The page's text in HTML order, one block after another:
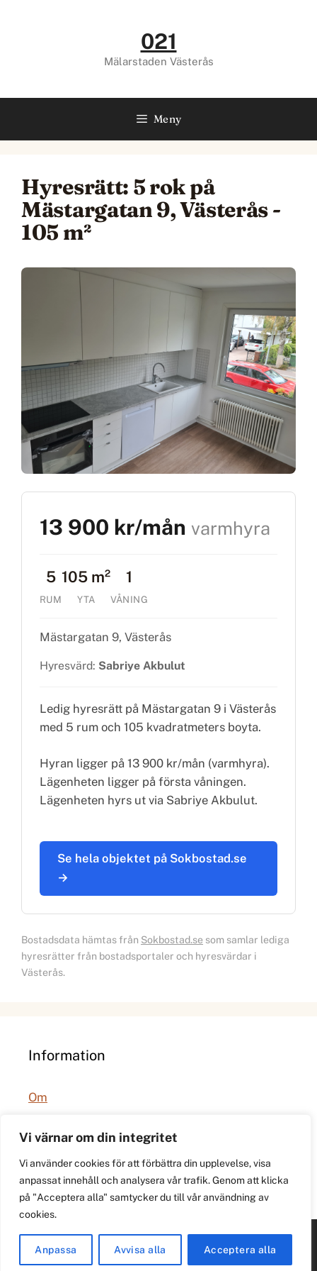
Vi värnar om din integritet
Vi använder cookies för att förbättra din upplevelse, visa
anpassat innehåll och analysera vår trafik. Genom att klicka
på "Acceptera alla" samtycker du till vår användning av
cookies.
Anpassa Avvisa alla Acceptera alla
021
Mälarstaden Västerås
Meny
Hyresrätt: 5 rok på
Mästargatan 9, Västerås -
105 m²
13 900 kr/mån varmhyra
5
RUM
105 m²
YTA
1
VÅNING
Mästargatan 9, Västerås
Hyresvärd: Sabriye Akbulut
Ledig hyresrätt på Mästargatan 9 i Västerås
med 5 rum och 105 kvadratmeters boyta.
Hyran ligger på 13 900 kr/mån (varmhyra).
Lägenheten ligger på första våningen.
Lägenheten hyrs ut via Sabriye Akbulut.
Se hela objektet på Sokbostad.se
→
Bostadsdata hämtas från Sokbostad.se som samlar lediga
hyresrätter från bostadsportaler och hyresvärdar i
Västerås.
Information
Om